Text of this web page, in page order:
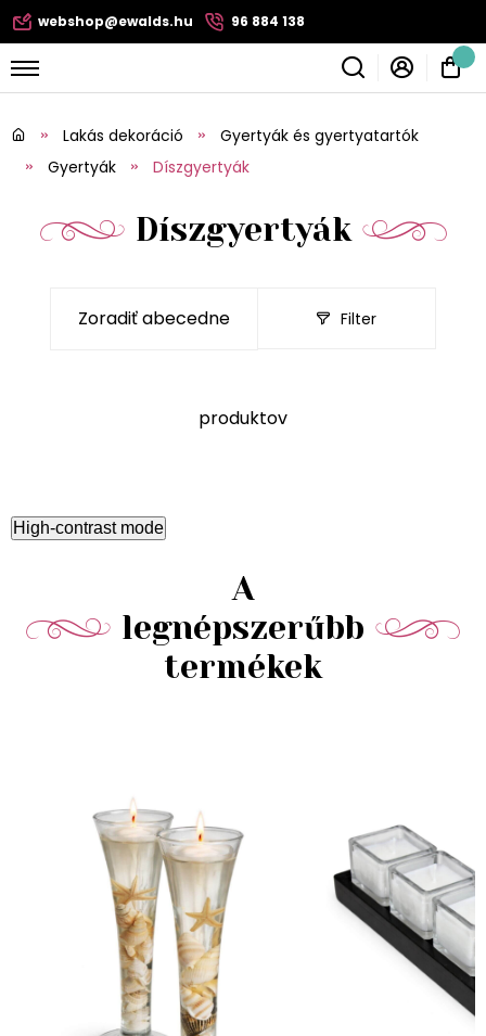
webshop@ewalds.hu 96 884 138
Lakás dekoráció
Gyertyák és gyertyatartók
Gyertyák
Díszgyertyák
Díszgyertyák
Filter
produktov
High-contrast mode
A
legnépszerűbb
termékek